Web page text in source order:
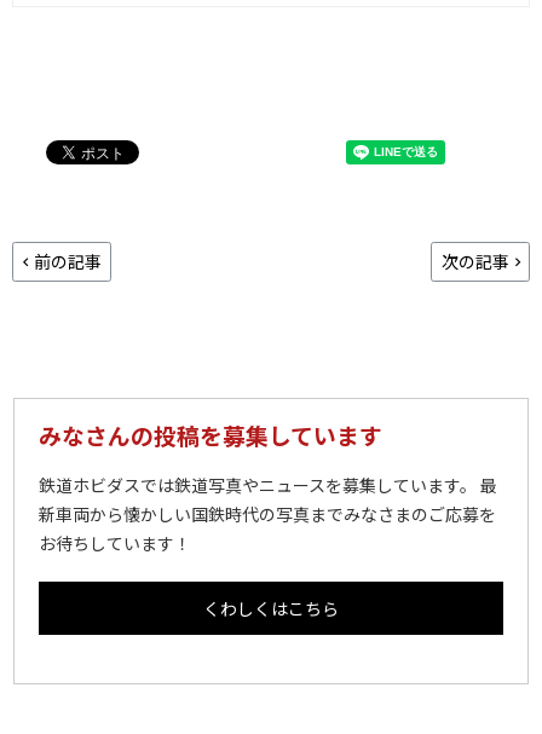
前の記事 次の記事
みなさんの投稿を募集しています
鉄道ホビダスでは鉄道写真やニュースを募集しています。 最
新車両から懐かしい国鉄時代の写真までみなさまのご応募を
お待ちしています！
くわしくはこちら